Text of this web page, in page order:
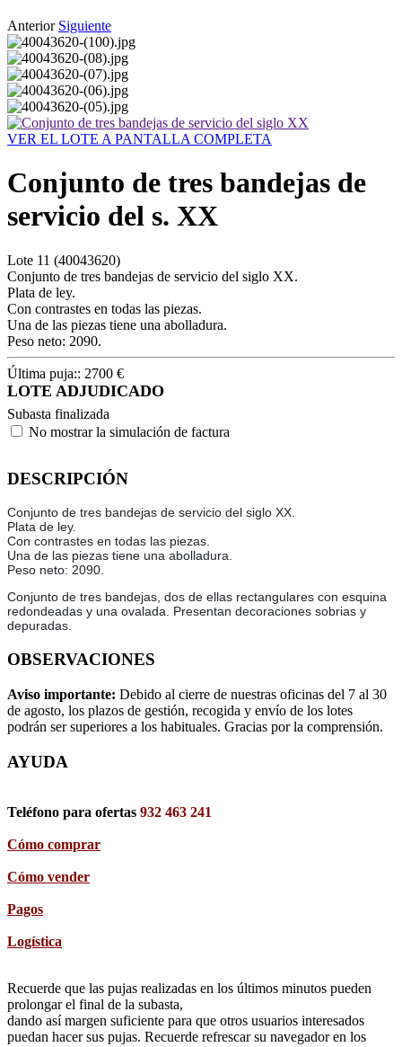
Anterior Siguiente
VER EL LOTE A PANTALLA COMPLETA
Conjunto de tres bandejas de
servicio del s. XX
Lote 11 (40043620)
Conjunto de tres bandejas de servicio del siglo XX.
Plata de ley.
Con contrastes en todas las piezas.
Una de las piezas tiene una abolladura.
Peso neto: 2090.
Última puja:: 2700 €
LOTE ADJUDICADO
Subasta finalizada
No mostrar la simulación de factura
DESCRIPCIÓN
Conjunto de tres bandejas de servicio del siglo XX.
Plata de ley.
Con contrastes en todas las piezas.
Una de las piezas tiene una abolladura.
Peso neto: 2090.
Conjunto de tres bandejas, dos de ellas rectangulares con esquina
redondeadas y una ovalada. Presentan decoraciones sobrias y
depuradas.
OBSERVACIONES
Aviso importante: Debido al cierre de nuestras oficinas del 7 al 30
de agosto, los plazos de gestión, recogida y envío de los lotes
podrán ser superiores a los habituales. Gracias por la comprensión.
AYUDA
Teléfono para ofertas 932 463 241
Cómo comprar
Cómo vender
Pagos
Logística
Recuerde que las pujas realizadas en los últimos minutos pueden
prolongar el final de la subasta,
dando así margen suficiente para que otros usuarios interesados
puedan hacer sus pujas. Recuerde refrescar su navegador en los